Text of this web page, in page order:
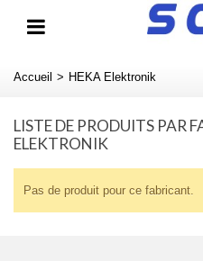
Accueil > HEKA Elektronik
LISTE DE PRODUITS PAR
ELEKTRONIK
Pas de produit pour ce fabricant.